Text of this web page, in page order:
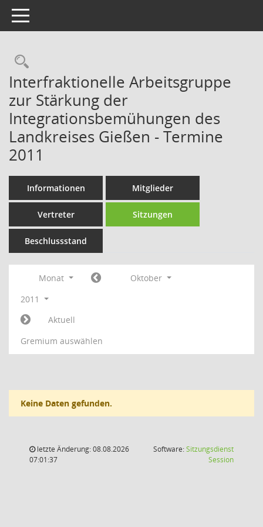
Toggle navigation
Rechercheauswahl
Interfraktionelle Arbeitsgruppe
zur Stärkung der
Integrationsbemühungen des
Landkreises Gießen - Termine
2011
Informationen Mitglieder
Vertreter Sitzungen
Beschlussstand
Monat
Oktober
2011
Aktuell
Gremium auswählen
Keine Daten gefunden.
letzte Änderung: 08.08.2026
07:01:37
Software:Sitzungsdienst
Session(Wird in